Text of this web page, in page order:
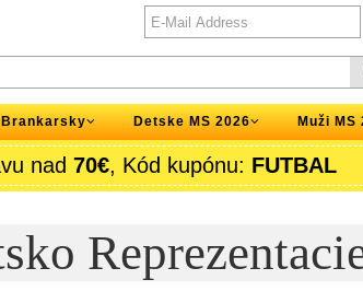
Brankarsky Detske MS 2026 Muži MS
nad 70€, Kód kupónu: FUTBAL